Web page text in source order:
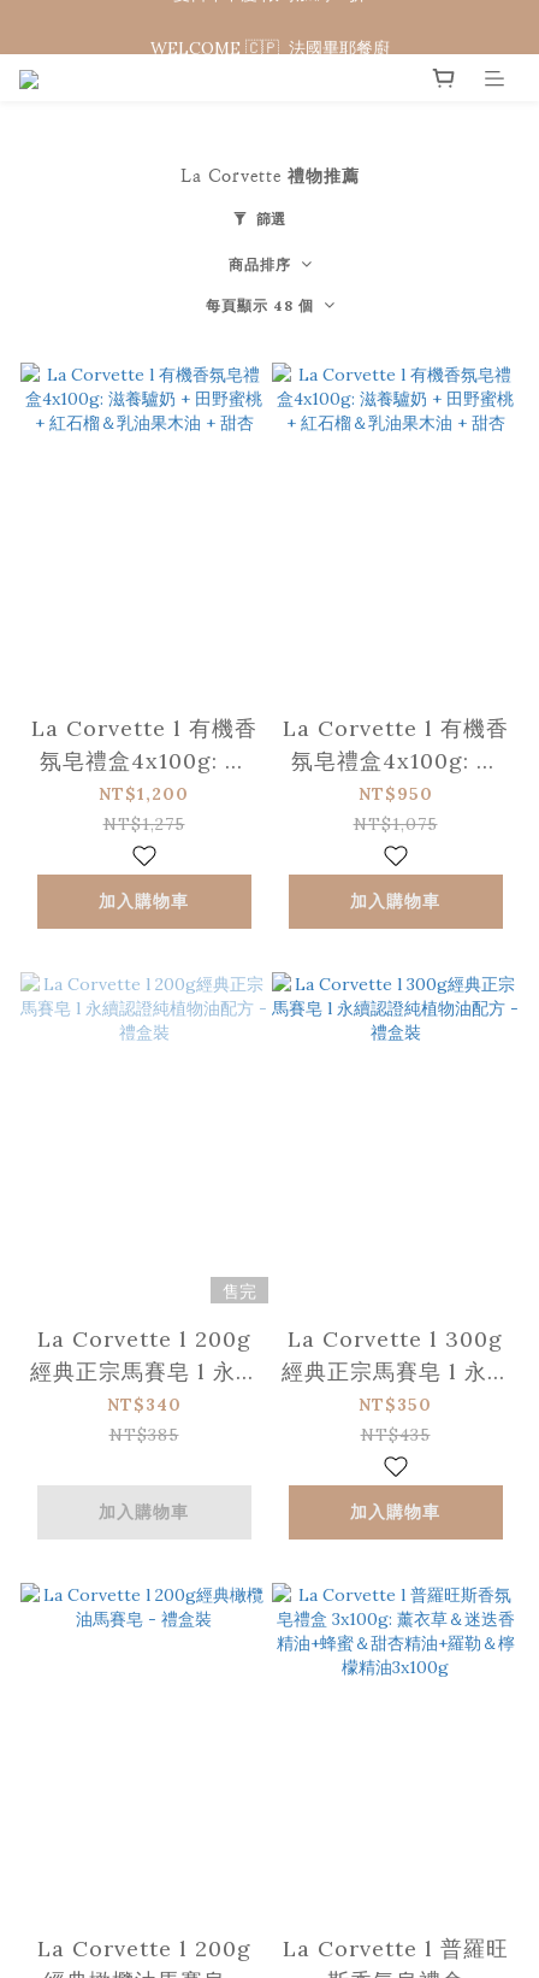
La Corvette 禮物推薦
篩選
商品排序
每頁顯示 48 個
La Corvette l 有機香
氛皂禮盒4x100g: 滋
養驢奶 + 田野蜜桃 +
紅石榴＆乳油果木油 +
甜杏
NT$1,200
NT$1,275
加入購物車
La Corvette l 有機香
氛皂禮盒4x100g: 滋
養驢奶 + 田野蜜桃 +
紅石榴＆乳油果木油 +
甜杏
NT$950
NT$1,075
加入購物車
售完
La Corvette l 200g
經典正宗馬賽皂 l 永續
認證純植物油配方 -
禮盒裝
NT$340
NT$385
加入購物車
La Corvette l 300g
經典正宗馬賽皂 l 永續
認證純植物油配方 -
禮盒裝
NT$350
NT$435
加入購物車
La Corvette l 200g
La Corvette l 普羅旺